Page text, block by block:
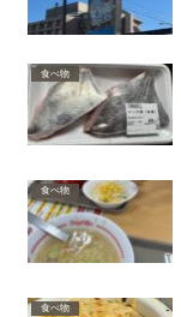
食べ物
食べ物
食べ物